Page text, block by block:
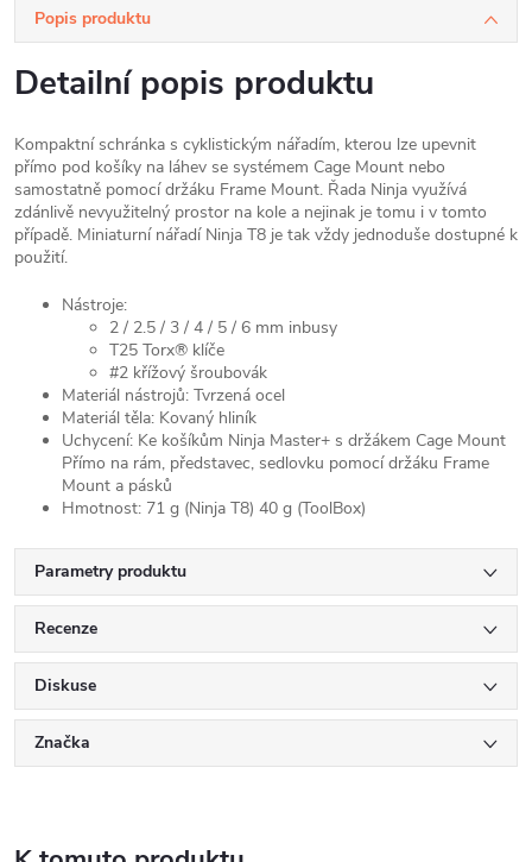
Popis produktu
Detailní popis produktu
Kompaktní schránka s cyklistickým nářadím, kterou lze upevnit
přímo pod košíky na láhev se systémem Cage Mount nebo
samostatně pomocí držáku Frame Mount. Řada Ninja využívá
zdánlivě nevyužitelný prostor na kole a nejinak je tomu i v tomto
případě. Miniaturní nářadí Ninja T8 je tak vždy jednoduše dostupné k
použití.
Nástroje:
2 / 2.5 / 3 / 4 / 5 / 6 mm inbusy
T25 Torx® klíče
#2 křížový šroubovák
Materiál nástrojů: Tvrzená ocel
Materiál těla: Kovaný hliník
Uchycení: Ke košíkům Ninja Master+ s držákem Cage Mount
Přímo na rám, představec, sedlovku pomocí držáku Frame
Mount a pásků
Hmotnost: 71 g (Ninja T8) 40 g (ToolBox)
Parametry produktu
Recenze
Diskuse
Značka